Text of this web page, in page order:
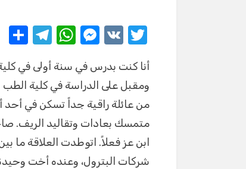
T
it
te
r
V
M
ss
e
n
g
er
W
at
s
A
p
p
T
e
gr
a
m
أنا كنت بدرس في سنة أولى في
ومقبل على الدراسة في كلية
من عائلة راقية جداً تسكن في أحد
متمسك بعادات وتقاليد الريف.
ابن عز فعلاً. اتوطدت العلاقة
شركات البترول، وعنده أخت